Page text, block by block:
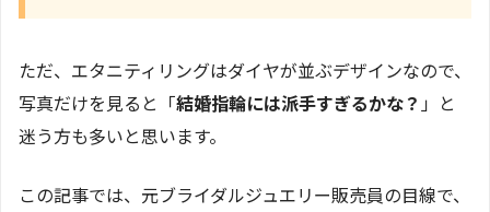
ただ、エタニティリングはダイヤが並ぶデザインなので、
写真だけを見ると「結婚指輪には派手すぎるかな？ 」と
迷う方も多いと思います。
この記事では、元ブライダルジュエリー販売員の目線で、